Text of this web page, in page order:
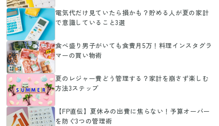
電気代だけ見ていたら損かも？貯める人が夏の家計
で意識していること3選
食べ盛り男子がいても食費月5万！料理インスタグラ
マーの買い物術
夏のレジャー費どう管理する？家計を崩さず楽しむ
方法3ステップ
【FP直伝】夏休みの出費に焦らない！予算オーバー
を防ぐ3つの管理術